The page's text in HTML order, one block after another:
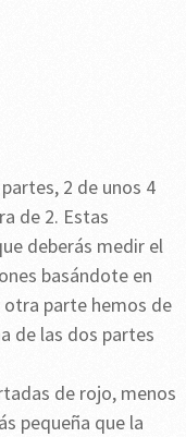
2 de unos 4
de 2. Estas
deberás medir el
basándote en
parte hemos de
de las dos partes
de rojo, menos
pequeña que la